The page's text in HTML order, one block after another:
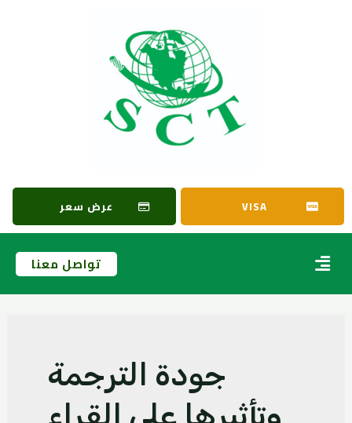
VISA عرض سعر
تواصل معنا
جودة الترجمة
وتأثيرها على القراء